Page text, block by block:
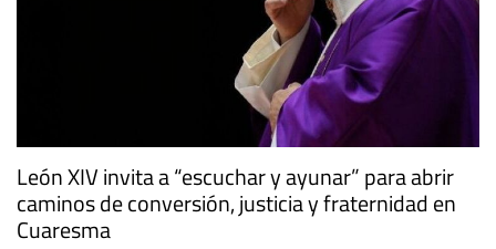
León XIV invita a “escuchar y ayunar” para abrir
caminos de conversión, justicia y fraternidad en
Cuaresma